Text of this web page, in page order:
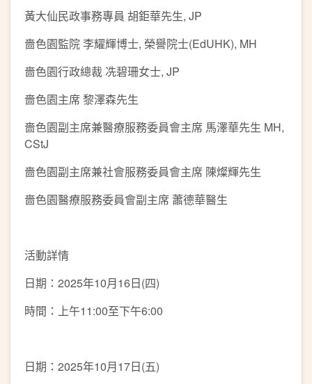
黃大仙民政事務專員 胡鉅華先生, JP
嗇色園監院 李耀輝博士, 榮譽院士(EdUHK), MH
嗇色園行政總裁 冼碧珊女士, JP
嗇色園主席 黎澤森先生
嗇色園副主席兼醫療服務委員會主席 馬澤華先生 MH,
CStJ
嗇色園副主席兼社會服務委員會主席 陳燦輝先生
嗇色園醫療服務委員會副主席 蕭德華醫生
活動詳情
日期：2025年10月16日(四)
時間：上午11:00至下午6:00
日期：2025年10月17日(五)